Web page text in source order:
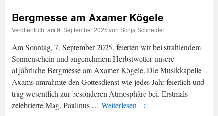
Bergmesse am Axamer Kögele
Veröffentlicht am 9. September 2025 von Sonja Schneider
Am Sonntag, 7. September 2025, feierten wir bei strahlendem
Sonnenschein und angenehmem Herbstwetter unsere
alljährliche Bergmesse am Axamer Kögele. Die Musikkapelle
Axams umrahmte den Gottesdienst wie jedes Jahr feierlich und
trug wesentlich zur besonderen Atmosphäre bei. Erstmals
zelebrierte Mag. Paulinus … Weiterlesen →